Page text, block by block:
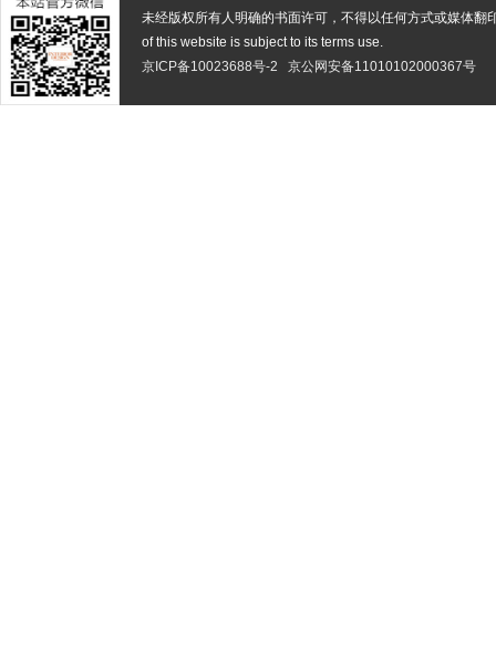
未经版权所有人明确的书面许可，不得以任何方式或媒体翻
of this website is subject to its terms use.
京ICP备10023688号-2
京公网安备11010102000367号